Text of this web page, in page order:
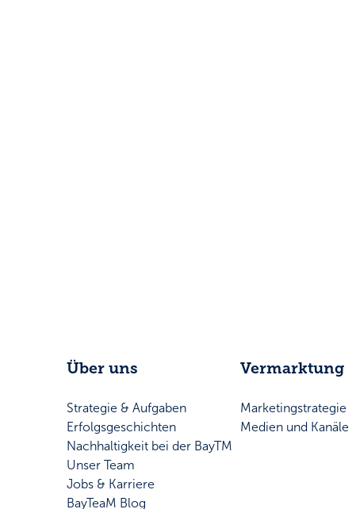
Über uns
Strategie & Aufgaben
Erfolgsgeschichten
Nachhaltigkeit bei der BayTM
Unser Team
Jobs & Karriere
BayTeaM Blog
Vermarktung
Marketingstrategie
Medien und Kanäle